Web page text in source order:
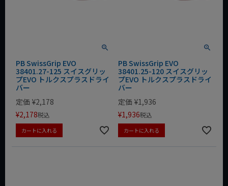
PB SwissGrip EVO
38401.27-125 スイスグリッ
プEVO トルクスプラスドライ
バー
定価 ¥2,178
¥2,178税込
カートに入れる
PB SwissGrip EVO
38401.25-120 スイスグリッ
プEVO トルクスプラスドライ
バー
定価 ¥1,936
¥1,936税込
カートに入れる